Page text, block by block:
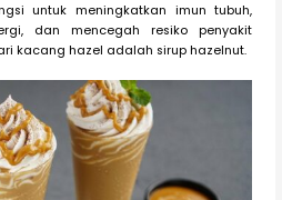
untuk meningkatkan imun tubuh,
dan mencegah resiko penyakit
kacang hazel adalah sirup hazelnut.